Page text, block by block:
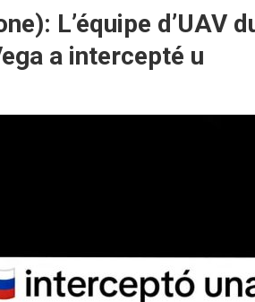
L’équipe d’UAV
a intercepté u